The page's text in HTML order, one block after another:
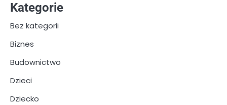
Kategorie
Bez kategorii
Biznes
Budownictwo
Dzieci
Dziecko